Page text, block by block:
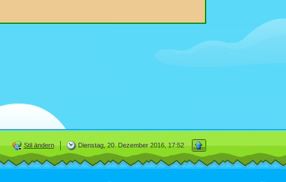
Stil ändern Dienstag, 20. Dezember 2016, 17:52